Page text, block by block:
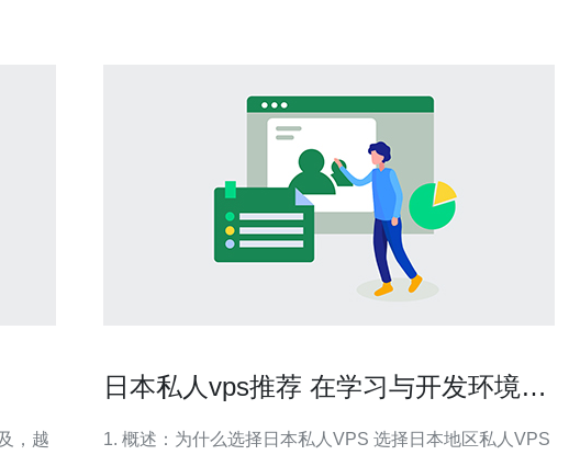
日本私人vps推荐 在学习与开发环境中
1. 概述：为什么选择日本私人VPS 选择日本地区私人VPS